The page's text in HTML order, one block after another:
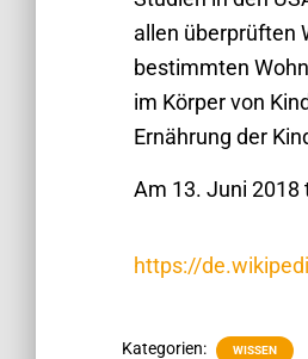
allen überprüften
bestimmten
im Körper von
Ernährung der
Am 13. Juni
https://
Kategorien: WISSEN